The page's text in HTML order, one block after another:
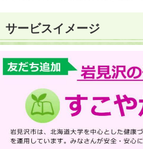
サービスイメージ